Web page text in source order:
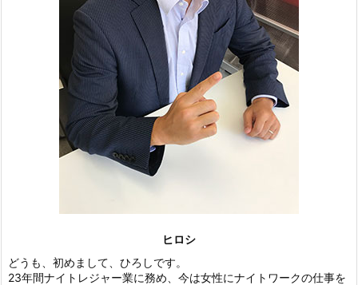
ヒロシ
どうも、初めまして、ひろしです。
23年間ナイトレジャー業に務め、今は女性にナイトワークの仕事を